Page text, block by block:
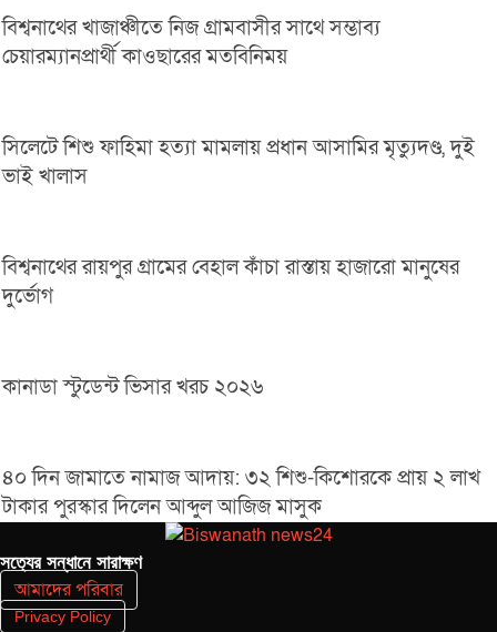
বিশ্বনাথের খাজাঞ্চীতে নিজ গ্রামবাসীর সাথে সম্ভাব্য
চেয়ারম্যানপ্রার্থী কাওছারের মতবিনিময়
সিলেটে শিশু ফাহিমা হত্যা মামলায় প্রধান আসামির মৃত্যুদণ্ড, দুই
ভাই খালাস
বিশ্বনাথের রায়পুর গ্রামের বেহাল কাঁচা রাস্তায় হাজারো মানুষের
দুর্ভোগ
কানাডা স্টুডেন্ট ভিসার খরচ ২০২৬
৪০ দিন জামাতে নামাজ আদায়: ৩২ শিশু-কিশোরকে প্রায় ২ লাখ
টাকার পুরস্কার দিলেন আব্দুল আজিজ মাসুক
সত‌্যের সন্ধানে সারাক্ষণ
আমাদের পরিবার
Privacy Policy